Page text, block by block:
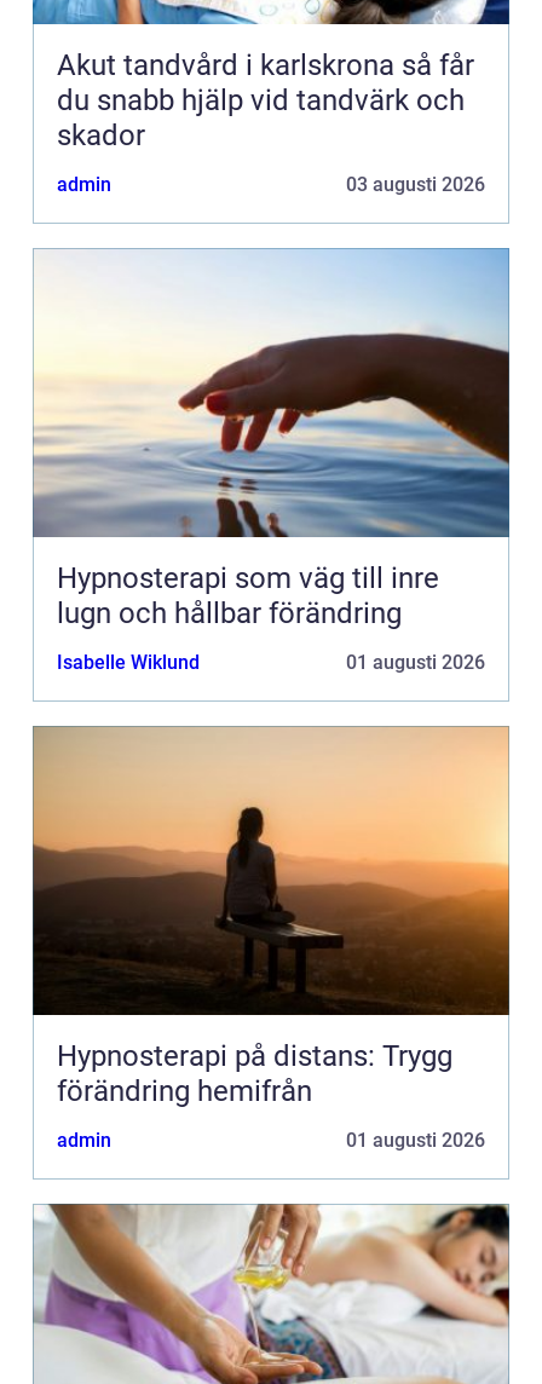
Akut tandvård i karlskrona så får
du snabb hjälp vid tandvärk och
skador
admin 03 augusti 2026
Hypnosterapi som väg till inre
lugn och hållbar förändring
Isabelle Wiklund 01 augusti 2026
Hypnosterapi på distans: Trygg
förändring hemifrån
admin 01 augusti 2026